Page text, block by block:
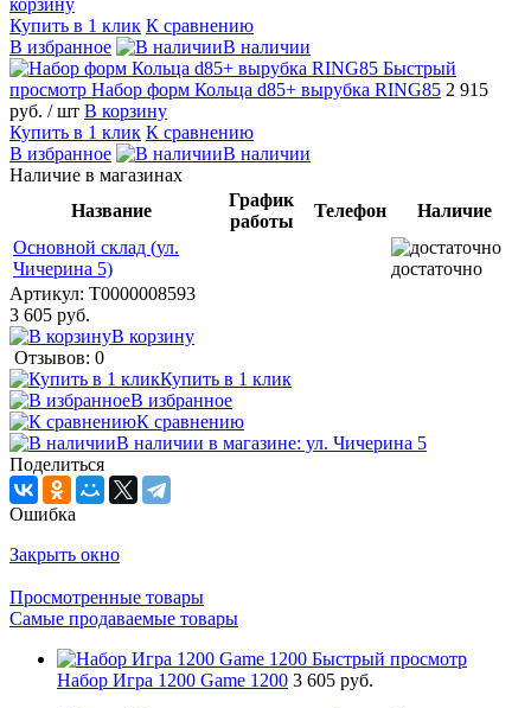
Купить в 1 клик К сравнению
В избранное
В наличии
Быстрый
просмотр Набор форм Кольца d85+ вырубка RING85 2 915
руб. / шт В корзину
Купить в 1 клик К сравнению
В избранное
В наличии
Наличие в магазинах
Название
График
работы
Телефон
Наличие
Основной склад (ул.
Чичерина 5)
достаточно
Артикул: T0000008593
3 605 руб.
В корзину
Отзывов: 0
Купить в 1 клик
В избранное
К сравнению
В наличии в магазине: ул. Чичерина 5
Поделиться
Ошибка
Закрыть окно
Просмотренные товары
Самые продаваемые товары
Быстрый просмотр
Набор Игра 1200 Game 1200 3 605 руб.